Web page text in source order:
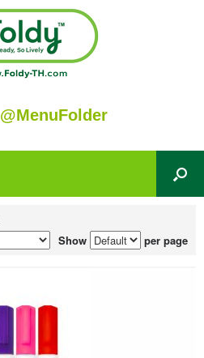
@MenuFolder
Show per page